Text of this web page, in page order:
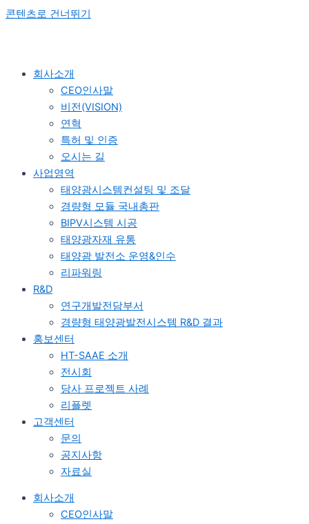
콘텐츠로 건너뛰기
회사소개
CEO인사말
비전(VISION)
연혁
특허 및 인증
오시는 길
사업영역
태양광시스템컨설팅 및 조달
경량형 모듈 국내총판
BIPV시스템 시공
태양광자재 유통
태양광 발전소 운영&인수
리파워링
R&D
연구개발전담부서
경량형 태양광발전시스템 R&D 결과
홍보센터
HT-SAAE 소개
전시회
당사 프로젝트 사례
리플렛
고객센터
문의
공지사항
자료실
회사소개
CEO인사말